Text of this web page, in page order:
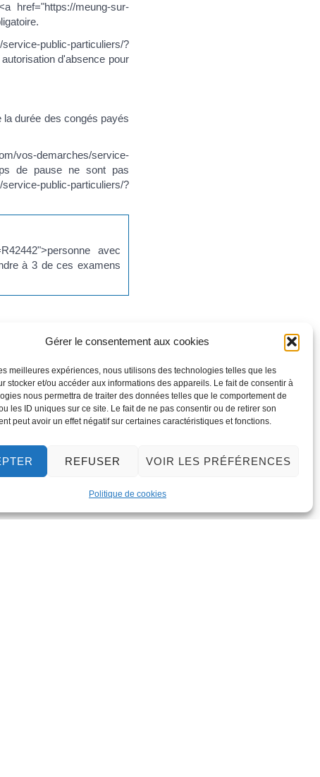
Gérer le consentement aux cookies
meilleures expériences, nous utilisons des technologies telles que les
stocker et/ou accéder aux informations des appareils. Le fait de consentir à
nous permettra de traiter des données telles que le comportement de
les ID uniques sur ce site. Le fait de ne pas consentir ou de retirer son
peut avoir un effet négatif sur certaines caractéristiques et fonctions.
REFUSER VOIR LES PRÉFÉRENCES
Politique de cookies
href="https://meung-sur-
public-particuliers/?
d'absence pour
durée des congés payés
vos-demarches/service-
de pause ne sont pas
public-particuliers/?
avec
à 3 de ces examens